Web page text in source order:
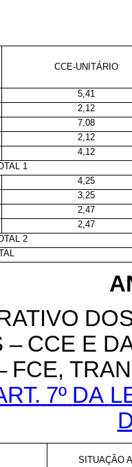
CCE-UNITÁRIO
5,41
2,12
7,08
2,12
4,12
1
4,25
3,25
2,47
2,47
2
– CCE E
FCE,
7º DA
SITUAÇÃO